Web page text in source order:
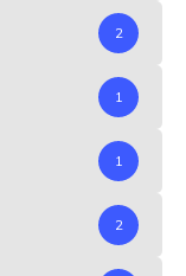
2
1
1
2